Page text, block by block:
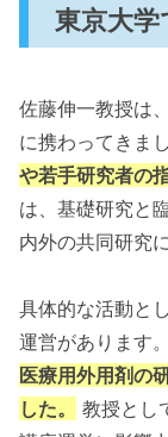
東京大
佐藤伸一教授は
に携わってきまし
や若手研究者の
は、基礎研究と
内外の共同研究
具体的な活動と
運営があります。
医療用外用剤の
した。
教授とし